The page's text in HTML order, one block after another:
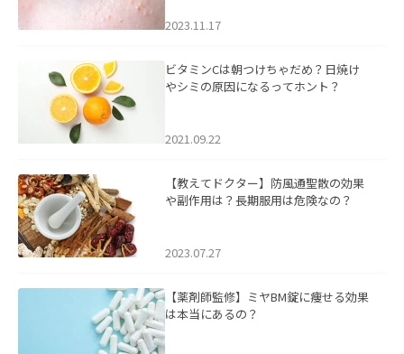
2023.11.17
ビタミンCは朝つけちゃだめ？日焼け
やシミの原因になるってホント？
2021.09.22
【教えてドクター】防風通聖散の効果
や副作用は？長期服用は危険なの？
2023.07.27
【薬剤師監修】ミヤBM錠に痩せる効果
は本当にあるの？